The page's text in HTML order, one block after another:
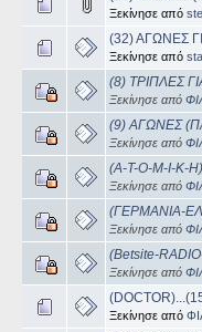
Ξεκίνησε από
(32) ΑΓΩΝΕΣ
Ξεκίνησε από
(8) ΤΡΙΠΛΕΣ
Ξεκίνησε από
(9) ΑΓΩΝΕΣ
Ξεκίνησε από
(A-T-O-M-I-K-
Ξεκίνησε από
(ΓΕΡΜΑΝΙΑ-
Ξεκίνησε από
(Betsite-
Ξεκίνησε από
Ξεκίνησε από